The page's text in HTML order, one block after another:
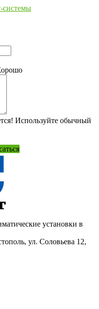
системы
Используйте обычный
установки в
ул. Соловьева 12,